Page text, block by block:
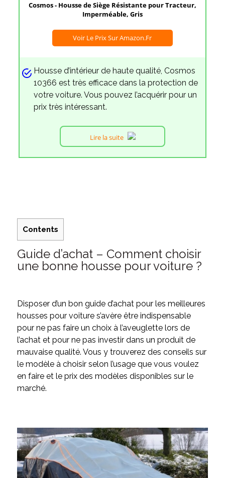
Cosmos - Housse de Siège Résistante pour Tracteur,
Imperméable, Gris
Voir Le Prix Sur Amazon.fr
Housse d’intérieur de haute qualité, Cosmos
10366 est très efficace dans la protection de
votre voiture. Vous pouvez l’acquérir pour un
prix très intéressant.
Lire la suite
Contents
Guide d’achat – Comment choisir
une bonne housse pour voiture ?
Disposer d’un bon guide d’achat pour les meilleures
housses pour voiture s’avère être indispensable
pour ne pas faire un choix à l’aveuglette lors de
l’achat et pour ne pas investir dans un produit de
mauvaise qualité. Vous y trouverez des conseils sur
le modèle à choisir selon l’usage que vous voulez
en faire et le prix des modèles disponibles sur le
marché.